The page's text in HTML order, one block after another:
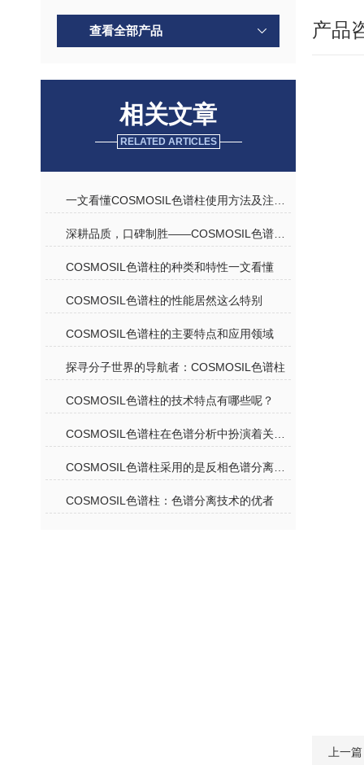
查看全部产品
相关文章
RELATED ARTICLES
COSMOSIL色谱柱的种类和特性一文看懂
COSMOSIL色谱柱的性能居然这么特别
COSMOSIL色谱柱的主要特点和应用领域
探寻分子世界的导航者：COSMOSIL色谱柱
COSMOSIL色谱柱的技术特点有哪些呢？
COSMOSIL色谱柱：色谱分离技术的优者
产品
上一